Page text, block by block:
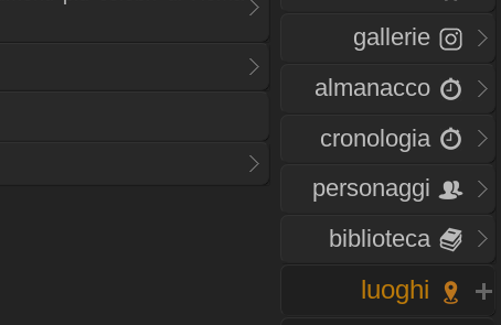
gallerie
almanacco
cronologia
personaggi
biblioteca
luoghi